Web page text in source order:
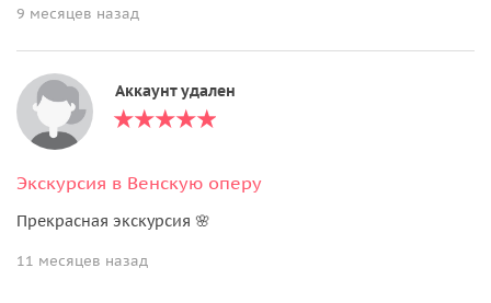
9 месяцев назад
Аккаунт удален
Экскурсия в Венскую оперу
Прекрасная экскурсия 🌸
11 месяцев назад